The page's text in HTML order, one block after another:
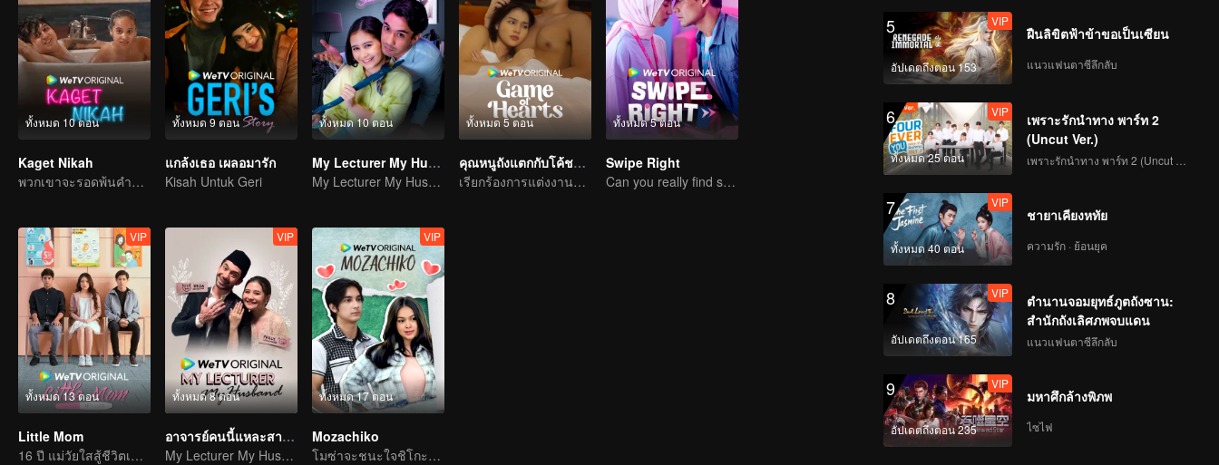
ทั้งหมด 10 ตอน
Kaget Nikah
พวกเขาจะรอดพ้นคำขาดการแต่งงานได้หรือไม่?
ทั้งหมด 9 ตอน
แกล้งเธอ เผลอมารัก
Kisah Untuk Geri
ทั้งหมด 10 ตอน
My Lecturer My Husband S2
My Lecturer My Husband
ทั้งหมด 5 ตอน
คุณหนูถังแตกกับโค้ชร้อนเงิน
เรียกร้องการแต่งงานตามพันธะสัญญาในช่วงเวลาที่สิ้นหวัง
ทั้งหมด 5 ตอน
Swipe Right
Can you really find soulmate through an app?
ทั้งหมด 13 ตอน
VIP
Little Mom
16 ปี แม่วัยใสสู้ชีวิตเพื่อเลี้ยงลูก
ทั้งหมด 8 ตอน
VIP
อาจารย์คนนี้แหละสามีฉัน
My Lecturer My Husband
ทั้งหมด 17 ตอน
VIP
Mozachiko
โมซ่าจะชนะใจชิโกะได้หรือไม่?
5
อัปเดตถึงตอน 153
VIP
ฝืนลิขิตฟ้าข้าขอเป็นเซียน
แนวแฟนตาซีลึกลับ
6
ทั้งหมด 25 ตอน
VIP
เพราะรักนำทาง พาร์ท 2
(Uncut Ver.)
7
ทั้งหมด 40 ตอน
VIP
ชายาเคียงหทัย
ความรัก · ย้อนยุค
8
อัปเดตถึงตอน 165
VIP
ตำนานจอมยุทธ์ภูตถังซาน:
สำนักถังเลิศภพจบแดน
แนวแฟนตาซีลึกลับ
9
อัปเดตถึงตอน 235
VIP
มหาศึกล้างพิภพ
ไซไฟ